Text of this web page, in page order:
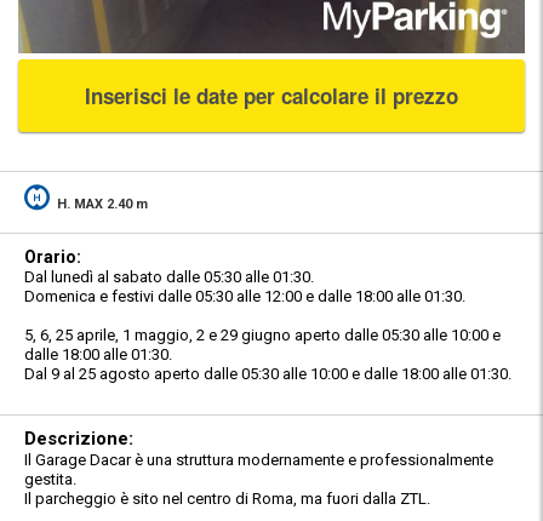
Inserisci le date per calcolare il prezzo
H. MAX 2.40 m
Orario:
Dal lunedì al sabato dalle 05:30 alle 01:30.
Domenica e festivi dalle 05:30 alle 12:00 e dalle 18:00 alle 01:30.
5, 6, 25 aprile, 1 maggio, 2 e 29 giugno aperto dalle 05:30 alle 10:00 e
dalle 18:00 alle 01:30.
Dal 9 al 25 agosto aperto dalle 05:30 alle 10:00 e dalle 18:00 alle 01:30.
Descrizione:
Il Garage Dacar è una struttura modernamente e professionalmente
gestita.
Il parcheggio è sito nel centro di Roma, ma fuori dalla ZTL.